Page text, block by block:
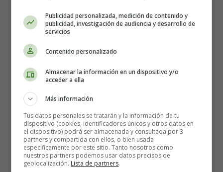
02 Utensilios para Comer -
Wordcards Eating Utensils
Publicidad personalizada, medición de contenido y
publicidad, investigación de audiencia y desarrollo de
servicios
Contenido personalizado
Almacenar la información en un dispositivo y/o
acceder a ella
Más información
Tus datos personales se tratarán y la información de tu
dispositivo (cookies, identificadores únicos y otros datos en
el dispositivo) podrá ser almacenada y consultada por 3
partners y compartida con ellos, o bien usada
específicamente por este sitio. Tanto nosotros como
nuestros partners podemos usar datos precisos de
geolocalización. Lista de partners.